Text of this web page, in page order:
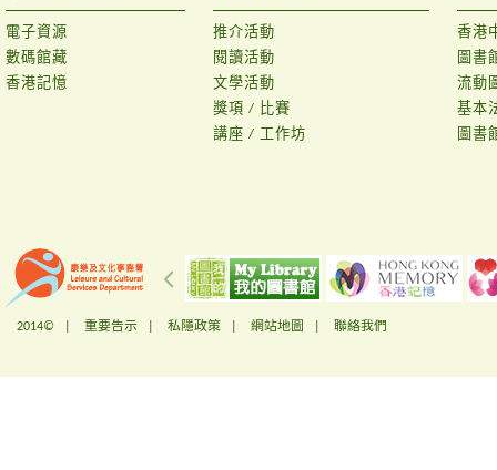
電子資源
數碼館藏
香港記憶
推介活動
閱讀活動
文學活動
獎項 / 比賽
講座 / 工作坊
香港
圖書
流動
基本
圖書
2014© | 重要告示 私隱政策 網站地圖 聯絡我們